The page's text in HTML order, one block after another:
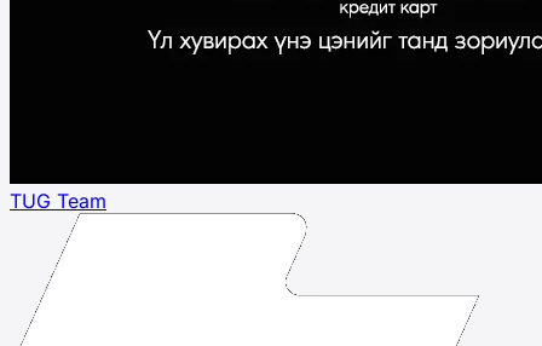
TUG Team